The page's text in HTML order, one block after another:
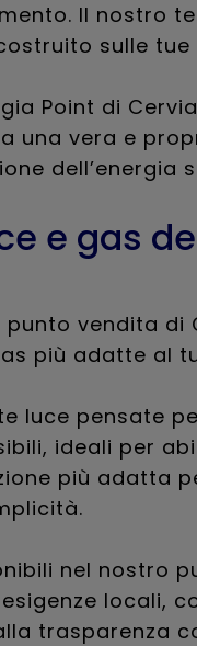
Il nostro
sulle tue
Point di
una vera e
dell’energia
e gas
punto vendita
più adatte al
luce pensate
ideali per
più adatta
nel nostro
locali,
trasparenza